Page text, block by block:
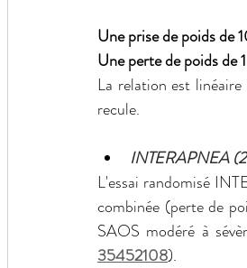
Une prise de poids de
Une perte de poids de
La relation est
recule.
INTERAPNEA
L'essai randomisé
combinée (perte de
SAOS modéré à
35452108).